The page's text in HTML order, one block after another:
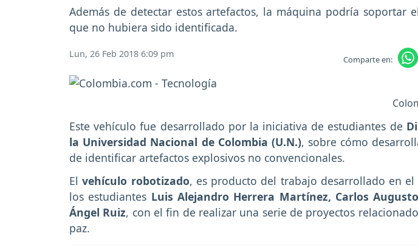
Además de detectar estos artefactos, la máquina podría
que no hubiera sido identificada.
Lun, 26 Feb 2018 6:09 pm Comparte en:
Este vehículo fue desarrollado por la iniciativa de estudiantes de
la Universidad Nacional de Colombia (U.N.), sobre cómo
de identificar artefactos explosivos no convencionales.
Elvehículo robotizado, es producto del trabajo desarrollado en el
los estudiantes Luis Alejandro Herrera Martínez, Carlos
Ángel Ruiz, con el fin de realizar una serie de proyectos
paz.